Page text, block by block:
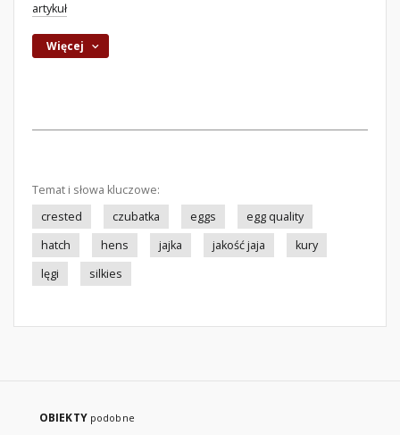
artykuł
Więcej
Temat i słowa kluczowe:
crested
czubatka eggs
egg quality
hatch
hens jajka jakość jaja
kury
lęgi
silkies
OBIEKTY podobne